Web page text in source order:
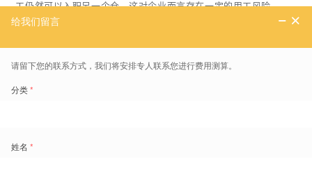
工仍然可以入职另一个仓，这对企业而言存在一定的用工风险。
如何确保黑名单内员工不再被录用？
通过盖雅劳动力管理系统，企业可以统一管理所有品牌仓的人员数
据，任何一个品牌仓将员工加入黑名单，该员工将无法入职该企业
除此之外，企业新入职的考勤员或仓库管理员也会以公告的方式呈